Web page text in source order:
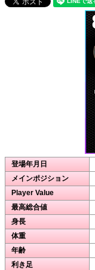
登場年月日
メインポジション
Player Value
最高総合値
身長
体重
年齢
利き足